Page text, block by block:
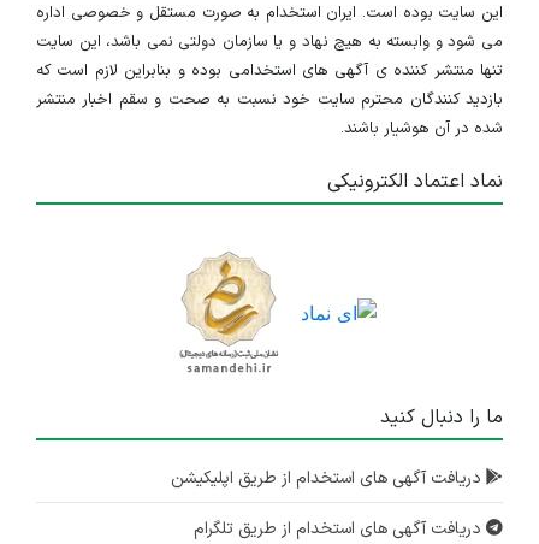
این سایت بوده است. ایران استخدام به صورت مستقل و خصوصی اداره
می شود و وابسته به هیچ نهاد و یا سازمان دولتی نمی باشد، این سایت
تنها منتشر کننده ی آگهی های استخدامی بوده و بنابراین لازم است که
بازدید کنندگان محترم سایت خود نسبت به صحت و سقم اخبار منتشر
شده در آن هوشیار باشند.
نماد اعتماد الکترونیکی
ما را دنبال کنید
دریافت آگهی های استخدام از طریق اپلیکیشن
دریافت آگهی های استخدام از طریق تلگرام